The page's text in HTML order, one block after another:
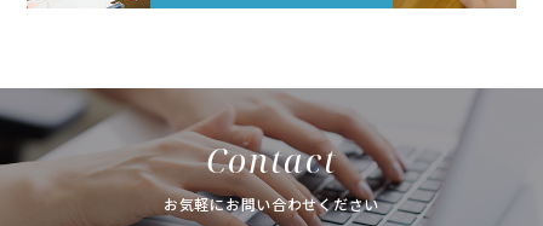
Contact
お気軽にお問い合わせください